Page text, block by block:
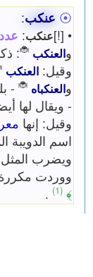
⦿ عنكب:
• [!]عنكب:
والعنكب 🐞
:
وقيل: العنكب
والعنكباه 🐞
-
- ويقال لها
وقيل: إنها
اسم الدويبة
ويضرب المثل
ووردت
﴾ (1)
.